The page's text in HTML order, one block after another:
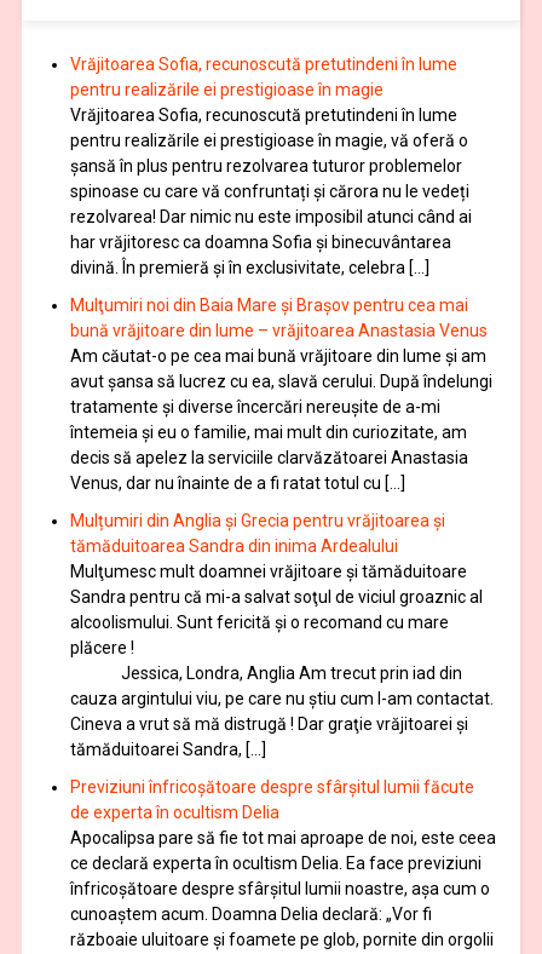
Vrăjitoarea Sofia, recunoscută pretutindeni în lume
pentru realizările ei prestigioase în magie
Vrăjitoarea Sofia, recunoscută pretutindeni în lume
pentru realizările ei prestigioase în magie, vă oferă o
şansă în plus pentru rezolvarea tuturor problemelor
spinoase cu care vă confruntați și cărora nu le vedeți
rezolvarea! Dar nimic nu este imposibil atunci când ai
har vrăjitoresc ca doamna Sofia şi binecuvântarea
divină. În premieră şi în exclusivitate, celebra […]
Mulţumiri noi din Baia Mare și Brașov pentru cea mai
bună vrăjitoare din lume – vrăjitoarea Anastasia Venus
Am căutat-o pe cea mai bună vrăjitoare din lume și am
avut șansa să lucrez cu ea, slavă cerului. După îndelungi
tratamente şi diverse încercări nereușite de a-mi
întemeia şi eu o familie, mai mult din curiozitate, am
decis să apelez la serviciile clarvăzătoarei Anastasia
Venus, dar nu înainte de a fi ratat totul cu […]
Mulțumiri din Anglia și Grecia pentru vrăjitoarea și
tămăduitoarea Sandra din inima Ardealului
Mulţumesc mult doamnei vrăjitoare și tămăduitoare
Sandra pentru că mi-a salvat soţul de viciul groaznic al
alcoolismului. Sunt fericită și o recomand cu mare
plăcere !
Jessica, Londra, Anglia Am trecut prin iad din
cauza argintului viu, pe care nu știu cum l-am contactat.
Cineva a vrut să mă distrugă ! Dar graţie vrăjitoarei și
tămăduitoarei Sandra, […]
Previziuni înfricoșătoare despre sfârșitul lumii făcute
de experta în ocultism Delia
Apocalipsa pare să fie tot mai aproape de noi, este ceea
ce declară experta în ocultism Delia. Ea face previziuni
înfricoșătoare despre sfârșitul lumii noastre, așa cum o
cunoaștem acum. Doamna Delia declară: „Vor fi
războaie uluitoare și foamete pe glob, pornite din orgolii